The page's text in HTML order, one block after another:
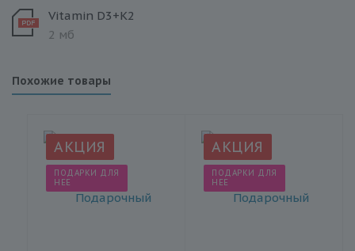
Vitamin D3+K2
2 мб
Похожие товары
АКЦИЯ
ПОДАРКИ ДЛЯ
НЕЕ
АКЦИЯ
ПОДАРКИ ДЛЯ
НЕЕ